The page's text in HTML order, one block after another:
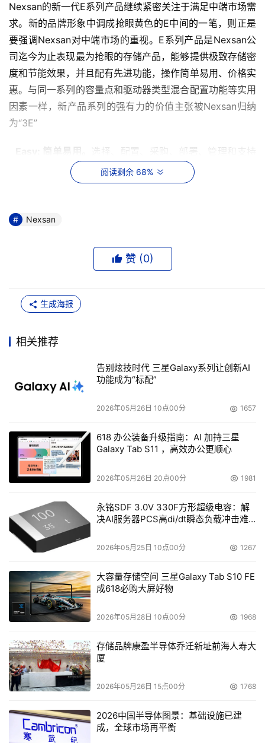
Nexsan的新一代E系列产品继续紧密关注于满足中端市场需
求。新的品牌形象中调成抢眼黄色的E中间的一笔，则正是
要强调Nexsan对中端市场的重视。E系列产品是Nexsan公
司迄今为止表现最为抢眼的存储产品，能够提供极致存储密
度和节能效果，并且配有先进功能，操作简单易用、价格实
惠。与同一系列的容量点和驱动器类型混合配置功能等实用
因素一样，新产品系列的强有力的价值主张被Nexsan归纳
为“3E”
Easy: 简单易用。
选择、配置、采购、部署、管理和支持
Enterprise-class:企业级功能。
产品及其属性对于存储市场显然非常重要，但还并非全部。
体验以及综合价值主张才是成功与失败的原因所在。对于
群而是完全地归为这一新的市场理念；然而真正的动态市场
实需求，并为所选用户提供丰富全面的服务组合。
有关存储系统的认知规律可能根本不是规律，特别是为满足
复杂性需求最终却表现在为满足价值需求。即便如此，许多
供应商还是会在许多年里鼓吹这些口号；因此当Nexsan采
户是否会表示怀疑，还是会有所心动呢？
究竟需求是什么，又为何至关重要？答案的根本在于三个问
题：经济性、数据规模的增长（结合从结构型数据到非结构
型数据类型的显着转换）以及存储管理。这三个基本问题的
交叉点就是创造机会之源。所有规模的用户都面临存储和管
理数据规模的大幅度（经常还是不确定）增加，数据规模增
长带来的附加问题就是增长率往往要超过传统存储成本下降
的比率。用户因此面临大范围的需求和选择；存储系统仅为
按照需求采购更大容量的设备、按照一些常规步骤的成功配
置运行。如今，一些新的需求、应用、非结构型数据增长和
数据保护需求意味着包括中端市场用户在内的所有用户都必
无需在此列出所有详细情况，Nexsan公司灵活存储平台的
阅读剩余 68%
Nexsan
赞 (0)
生成海报
相关推荐
告别炫技时代 三星Galaxy系列让创新AI
功能成为“标配”
2026年05月26日 10点00分 1657
618 办公装备升级指南：AI 加持三星
Galaxy Tab S11 ，高效办公更顺心
2026年05月26日 20点00分 1981
永铭SDF 3.0V 330F方形超级电容：解
决AI服务器PCS高di/dt瞬态负载冲击难
2026年05月25日 10点00分 1267
大容量存储空间 三星Galaxy Tab S10 FE
成618必购大屏好物
2026年05月28日 10点00分 1968
存储品牌康盈半导体乔迁新址前海人寿大
厦
2026年05月26日 15点00分 1768
2026中国半导体图景：基础设施已建
成，全球市场再平衡